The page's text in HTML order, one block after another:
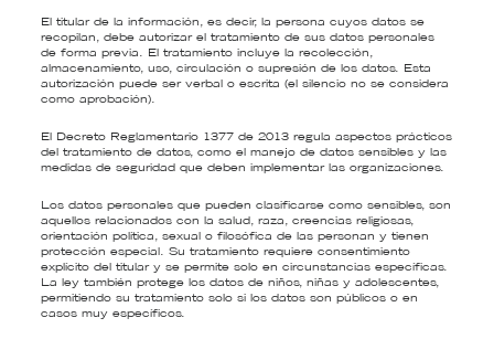
El titular de la información, es decir, la persona cuyos datos se
recopilan, debe autorizar el tratamiento de sus datos personales
de forma previa. El tratamiento incluye la recolección,
almacenamiento, uso, circulación o supresión de los datos. Esta
autorización puede ser verbal o escrita (el silencio no se considera
como aprobación).
El Decreto Reglamentario 1377 de 2013 regula aspectos prácticos
del tratamiento de datos, como el manejo de datos sensibles y las
medidas de seguridad que deben implementar las organizaciones.
Los datos personales que pueden clasificarse como sensibles, son
aquellos relacionados con la salud, raza, creencias religiosas,
orientación política, sexual o filosófica de las personan y tienen
protección especial. Su tratamiento requiere consentimiento
explícito del titular y se permite solo en circunstancias específicas.
La ley también protege los datos de niños, niñas y adolescentes,
permitiendo su tratamiento solo si los datos son públicos o en
casos muy específicos.